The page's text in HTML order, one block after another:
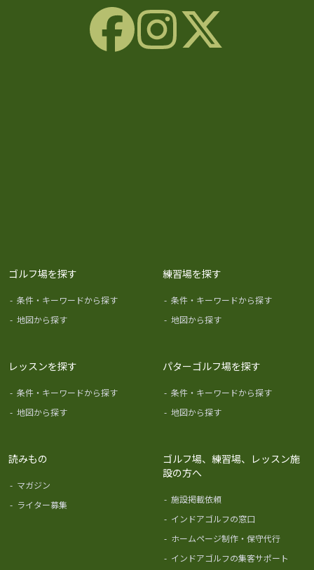
ゴルフ場を探す
- 条件・キーワードから探す
- 地図から探す
練習場を探す
- 条件・キーワードから探す
- 地図から探す
レッスンを探す
- 条件・キーワードから探す
- 地図から探す
パターゴルフ場を探す
- 条件・キーワードから探す
- 地図から探す
読みもの
- マガジン
- ライター募集
ゴルフ場、練習場、レッスン施
設の方へ
- 施設掲載依頼
- インドアゴルフの窓口
- ホームページ制作・保守代行
- インドアゴルフの集客サポート